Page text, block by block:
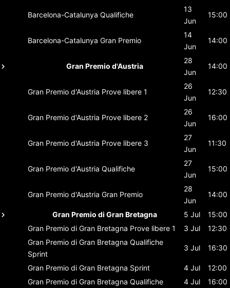
Barcelona-Catalunya Qualifiche
13
Jun
15:00
Barcelona-Catalunya Gran Premio
14
Jun
14:00
Gran Premio d'Austria
28
Jun
14:00
Gran Premio d'Austria Prove libere 1
26
Jun
12:30
Gran Premio d'Austria Prove libere 2
26
Jun
16:00
Gran Premio d'Austria Prove libere 3
27
Jun
11:30
Gran Premio d'Austria Qualifiche
27
Jun
15:00
Gran Premio d'Austria Gran Premio
28
Jun
14:00
Gran Premio di Gran Bretagna 5 Jul
15:00
Gran Premio di Gran Bretagna Prove libere 1 3 Jul
12:30
Gran Premio di Gran Bretagna Qualifiche
Sprint
3 Jul 16:30
Gran Premio di Gran Bretagna Sprint 4 Jul
12:00
Gran Premio di Gran Bretagna Qualifiche 4 Jul 16:00